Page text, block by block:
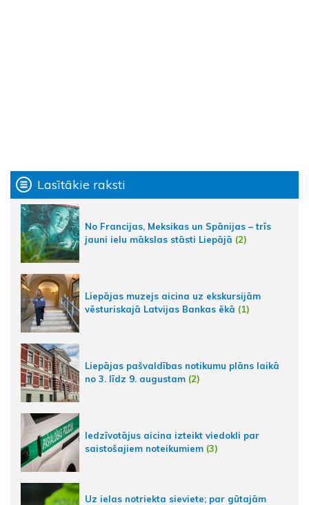
Lasītākie raksti
No Francijas, Meksikas un Spānijas – trīs
jauni ielu mākslas stāsti Liepājā (2)
Liepājas muzejs aicina uz ekskursijām
vēsturiskajā Latvijas Bankas ēkā (1)
Liepājas pašvaldības notikumu plāns laikā
no 3. līdz 9. augustam (2)
Iedzīvotājus aicina izteikt viedokli par
saistošajiem noteikumiem (3)
Uz ielas notriekta sieviete; par gūtajām